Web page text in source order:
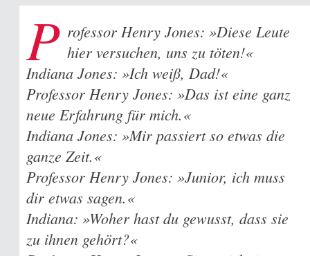
P rofessor Henry Jones: »Diese Leute
hier versuchen, uns zu töten!«
Indiana Jones: »Ich weiß, Dad!«
Professor Henry Jones: »Das ist eine ganz
neue Erfahrung für mich.«
Indiana Jones: »Mir passiert so etwas die
ganze Zeit.«
Professor Henry Jones: »Junior, ich muss
dir etwas sagen.«
Indiana: »Woher hast du gewusst, dass sie
zu ihnen gehört?«